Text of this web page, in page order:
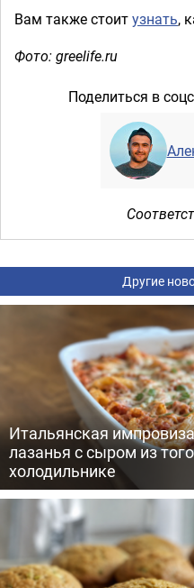
Вам также стоитузнать,
Фото: greelife.ru
Поделиться в
Другие
Итальянская
лазанья с сыром из
холодильнике